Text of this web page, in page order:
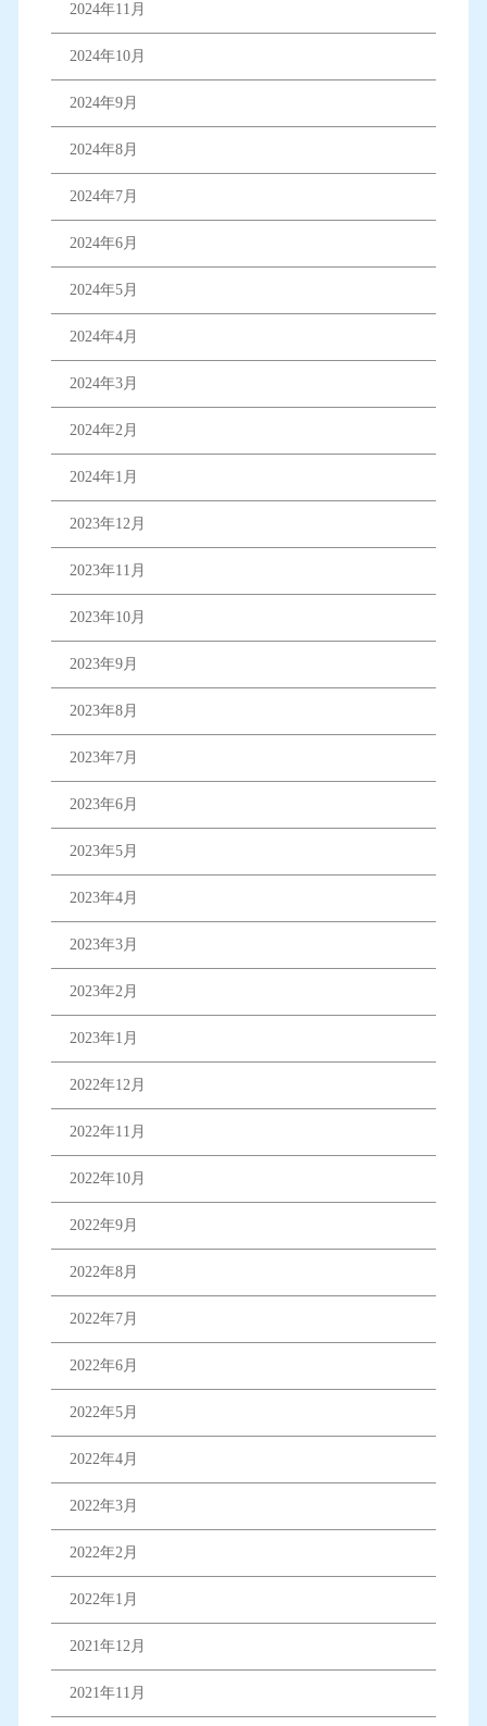
2024年11月
2024年10月
2024年9月
2024年8月
2024年7月
2024年6月
2024年5月
2024年4月
2024年3月
2024年2月
2024年1月
2023年12月
2023年11月
2023年10月
2023年9月
2023年8月
2023年7月
2023年6月
2023年5月
2023年4月
2023年3月
2023年2月
2023年1月
2022年12月
2022年11月
2022年10月
2022年9月
2022年8月
2022年7月
2022年6月
2022年5月
2022年4月
2022年3月
2022年2月
2022年1月
2021年12月
2021年11月